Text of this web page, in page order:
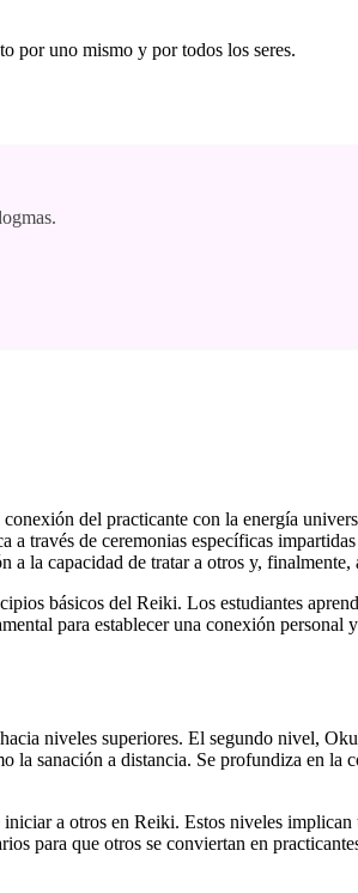
por uno mismo y por todos los seres.
del practicante con la energía
través de ceremonias específicas
a la capacidad de tratar a otros y, finalmente,
básicos del Reiki. Los estudiantes
para establecer una conexión personal
niveles superiores. El segundo nivel,
la sanación a distancia. Se profundiza en la
a otros en Reiki. Estos niveles
para que otros se conviertan en